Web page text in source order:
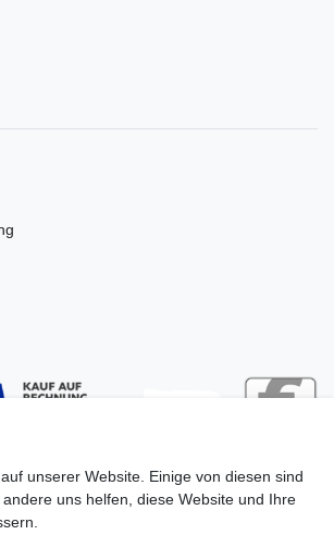
unserer Website. Einige von diesen sind
uns helfen, diese Website und Ihre